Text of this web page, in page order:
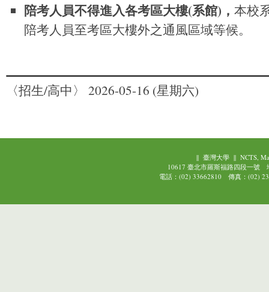
陪考人員不得進入各考區大樓(系館) ， 本校
陪考人員至考區大樓外之通風區域等候。
〈招生/高中〉 2026-05-16 (星期六)
|| 臺灣大學|| NCTS,
10617 臺北市羅斯福路四段一號
電話：(02) 33662810 傳真：(02)